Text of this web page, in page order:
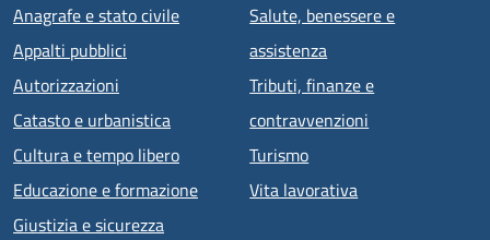
Anagrafe e stato civile
Appalti pubblici
Autorizzazioni
Catasto e urbanistica
Cultura e tempo libero
Educazione e formazione
Giustizia e sicurezza
Salute, benessere e
assistenza
Tributi, finanze e
contravvenzioni
Turismo
Vita lavorativa